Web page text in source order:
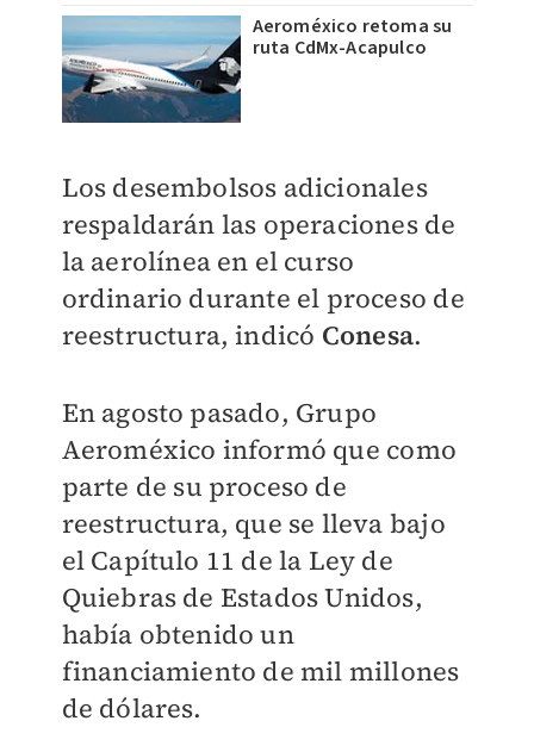
Aeroméxico retoma su
ruta CdMx-Acapulco
Los desembolsos adicionales
respaldarán las operaciones de
la aerolínea en el curso
ordinario durante el proceso de
reestructura, indicó Conesa.
En agosto pasado, Grupo
Aeroméxico informó que como
parte de su proceso de
reestructura, que se lleva bajo
el Capítulo 11 de la Ley de
Quiebras de Estados Unidos,
había obtenido un
financiamiento de mil millones
de dólares.